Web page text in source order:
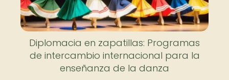
Diplomacia en zapatillas: Programas
de intercambio internacional para la
enseñanza de la danza